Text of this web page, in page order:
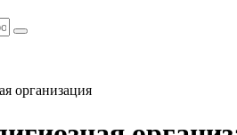
организация